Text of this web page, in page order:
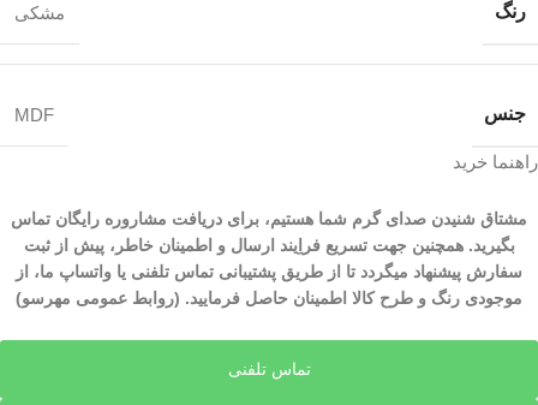
رنگ مشکی
جنس MDF
راهنما خرید
مشتاق شنیدن صدای گرم شما هستیم، برای دریافت مشاروره رایگان تماس
بگیرید. همچنین جهت تسریع فراِیند ارسال و اطمینان خاطر، پیش از ثبت
سفارش پیشنهاد میگردد تا از طریق پشتیبانی تماس تلفنی یا واتساپ ما، از
موجودی رنگ و طرح کالا اطمینان حاصل فرمایید. (روابط عمومی مهرسو)
تماس تلفنی